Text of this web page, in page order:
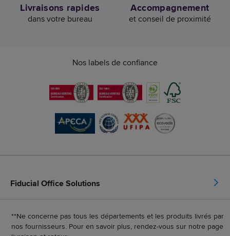
Livraisons rapides
dans votre bureau
Accompagnement
et conseil de proximité
Nos labels de confiance
Fiducial Office Solutions
**Ne concerne pas tous les départements et les produits livrés par
nos fournisseurs. Pour en savoir plus, rendez-vous sur notre page